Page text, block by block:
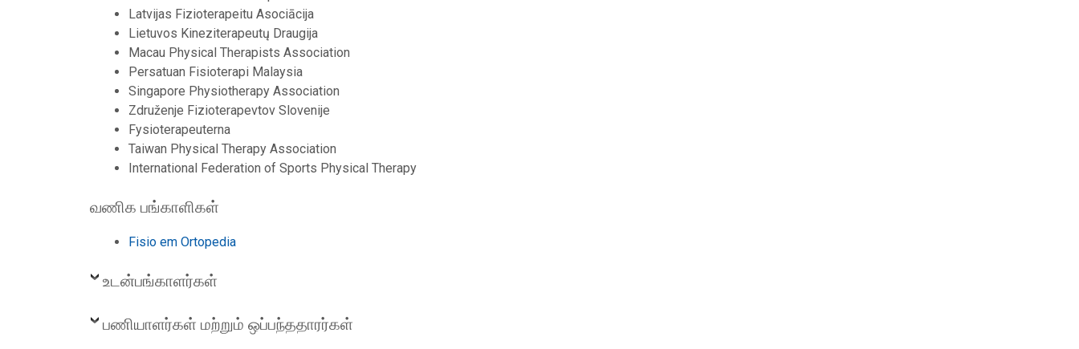
Latvijas Fizioterapeitu Asociācija
Lietuvos Kineziterapeutų Draugija
Macau Physical Therapists Association
Persatuan Fisioterapi Malaysia
Singapore Physiotherapy Association
Združenje Fizioterapevtov Slovenije
Fysioterapeuterna
Taiwan Physical Therapy Association
International Federation of Sports Physical Therapy
வணிக பங்காளிகள்
Fisio em Ortopedia
உடன்பங்காளர்கள்
பணியாளர்கள் மற்றும் ஒப்பந்ததாரர்கள்